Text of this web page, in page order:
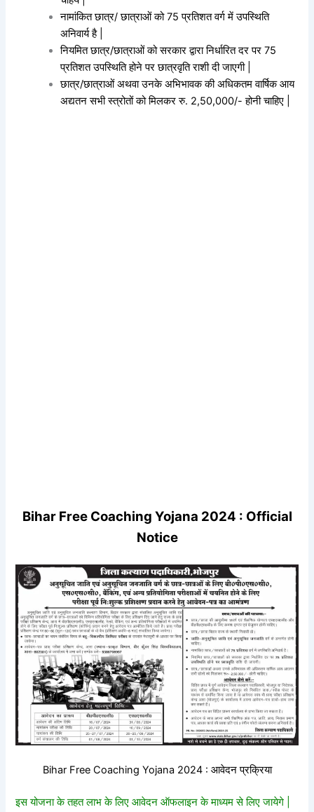
नामांकित छात्र/ छात्राओं को 75 प्रतिशत वर्ग में उपस्थिति
अनिवार्य है |
नियमित छात्र/छात्राओं को सरकार द्वारा निर्धारित दर पर 75
प्रतिशत उपस्थिति होने पर छात्रवृति राशी दी जाएगी |
छात्र/छात्राओं अथवा उनके अभिभावक की अधिकतम वार्षिक आय
अद्यतन सभी स्त्रोतों को मिलकर रु. 2,50,000/- होनी चाहिए |
Bihar Free Coaching Yojana 2024 : Official
Notice
Bihar Free Coaching Yojana 2024 : आवेदन प्रक्रिया
इस योजना के तहत लाभ के लिए आवेदन ऑफलाइन के माध्यम से लिए जायेगे |